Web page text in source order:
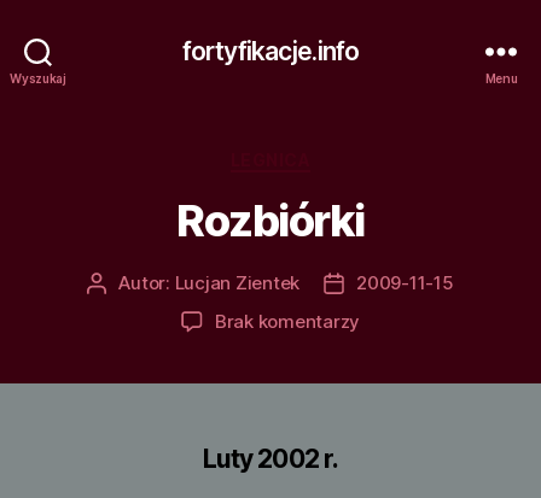
Wyszukaj
fortyfikacje.info
Menu
Rozbiórki
AutorAutor: Lucjan Zientek
Data2009-11-15
Brak komentarzy
Luty 2002 r.